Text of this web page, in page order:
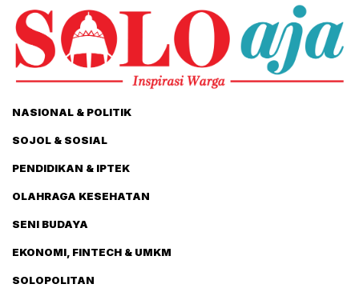
NASIONAL & POLITIK
SOJOL & SOSIAL
PENDIDIKAN & IPTEK
OLAHRAGA KESEHATAN
SENI BUDAYA
EKONOMI, FINTECH & UMKM
SOLOPOLITAN